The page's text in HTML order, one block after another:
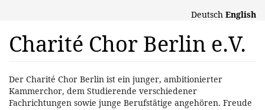
content
Deutsch English
Charité Chor Berlin e.V.
Der Charité Chor Berlin ist ein junger, ambitionierter
Kammerchor, dem Studierende verschiedener
Fachrichtungen sowie junge Berufstätige angehören. Freude